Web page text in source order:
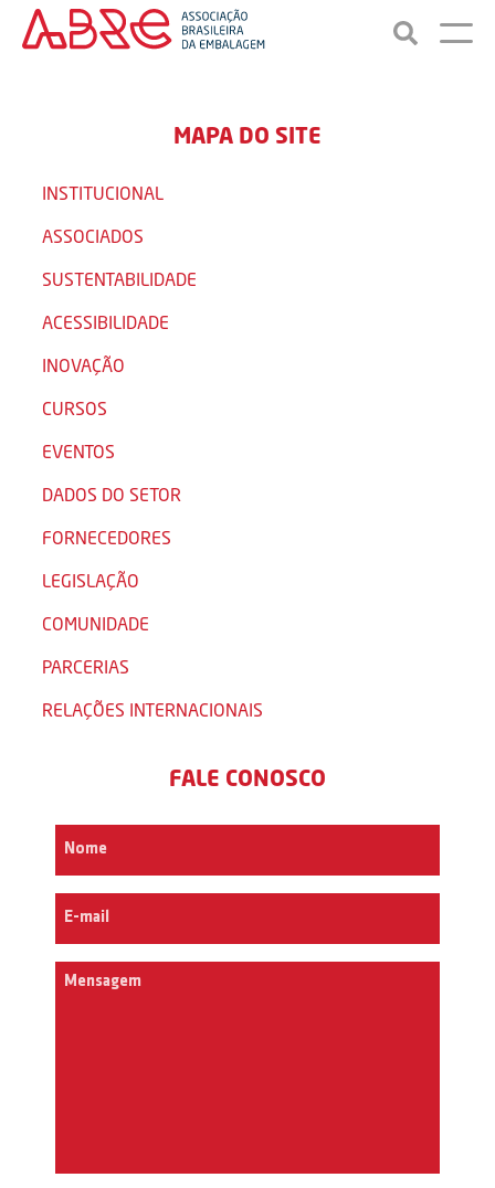
MAPA DO SITE
INSTITUCIONAL
ASSOCIADOS
SUSTENTABILIDADE
ACESSIBILIDADE
INOVAÇÃO
CURSOS
EVENTOS
DADOS DO SETOR
FORNECEDORES
LEGISLAÇÃO
COMUNIDADE
PARCERIAS
RELAÇÕES INTERNACIONAIS
FALE CONOSCO